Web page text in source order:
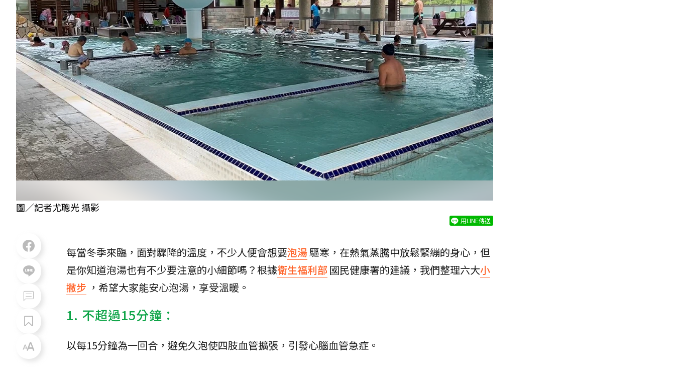
圖／記者尤聰光 攝影
用LINE傳送
每當冬季來臨，面對驟降的溫度，不少人便會想要泡湯驅寒，在熱氣蒸騰中放鬆緊繃的身心，但
是你知道泡湯也有不少要注意的小細節嗎？根據衛生福利部國民健康署的建議，我們整理六大小
撇步 ，希望大家能安心泡湯，享受溫暖。
1. 不超過15分鐘：
以每15分鐘為一回合，避免久泡使四肢血管擴張，引發心腦血管急症。